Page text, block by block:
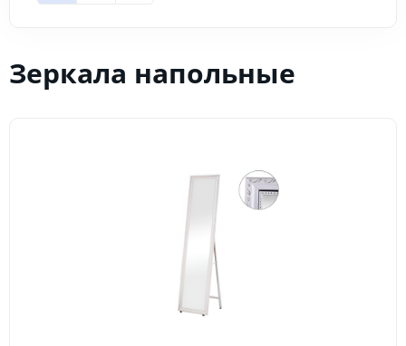
Зеркала напольные